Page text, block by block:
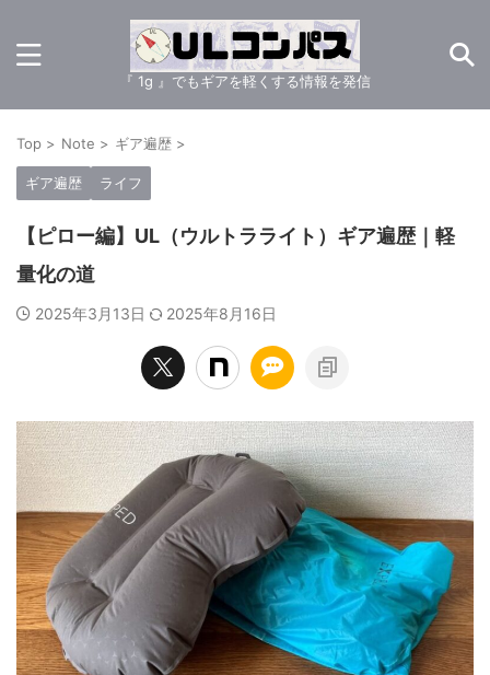
『 1g 』でもギアを軽くする情報を発信
Top > Note > ギア遍歴 >
ギア遍歴 ライフ
【ピロー編】UL（ウルトラライト）ギア遍歴｜軽
量化の道
2025年3月13日 2025年8月16日